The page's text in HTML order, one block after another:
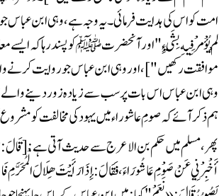
ہم ذکر آئے کہ صومِ عاشوراء میں یہود کی مخالفت کو